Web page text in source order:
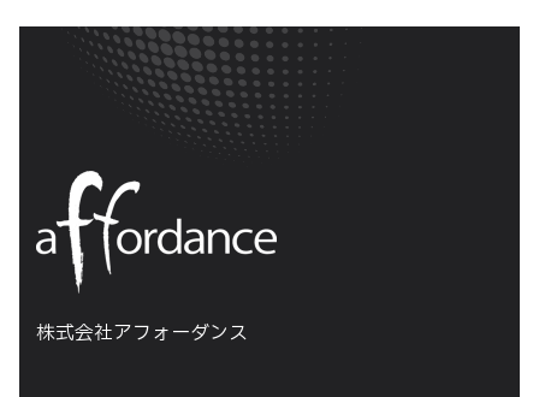
株式会社アフォーダンス